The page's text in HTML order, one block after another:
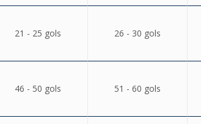
21 - 25 gols 26 - 30 gols
46 - 50 gols 51 - 60 gols